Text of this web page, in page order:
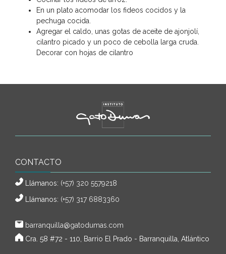
En un plato acomodar los fideos cocidos y la
pechuga cocida.
Agregar el caldo, unas gotas de aceite de ajonjolí,
cilantro picado y un poco de cebolla larga cruda.
Decorar con hojas de cilantro
CONTACTO
Llámanos: (+57) 320 5579218
Llámanos: (+57) 317 6883360
barranquilla@gatodumas.com
Cra. 58 #72 - 110, Barrio El Prado - Barranquilla, Atlántico